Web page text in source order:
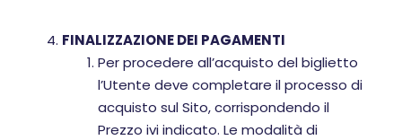
FINALIZZAZIONE DEI PAGAMENTI
Per procedere all’acquisto del biglietto
l’Utente deve completare il processo di
acquisto sul Sito, corrispondendo il
Prezzo ivi indicato. Le modalità di